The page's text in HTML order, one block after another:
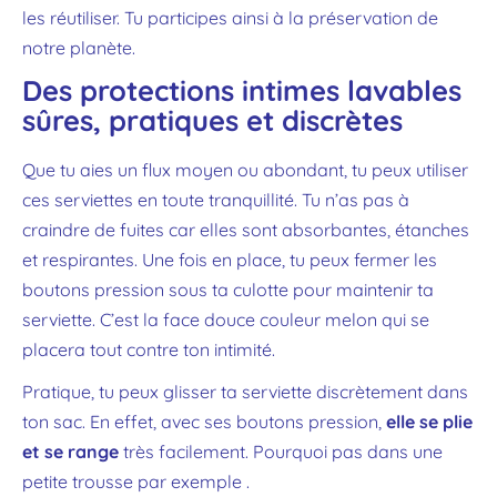
les réutiliser. Tu participes ainsi à la préservation de
notre planète.
Des protections intimes lavables
sûres, pratiques et discrètes
Que tu aies un flux moyen ou abondant, tu peux utiliser
ces serviettes en toute tranquillité. Tu n’as pas à
craindre de fuites car elles sont absorbantes, étanches
et respirantes. Une fois en place, tu peux fermer les
boutons pression sous ta culotte pour maintenir ta
serviette. C’est la face douce couleur melon qui se
placera tout contre ton intimité.
Pratique, tu peux glisser ta serviette discrètement dans
ton sac. En effet, avec ses boutons pression, elle se plie
et se range très facilement. Pourquoi pas dans une
petite trousse par exemple .